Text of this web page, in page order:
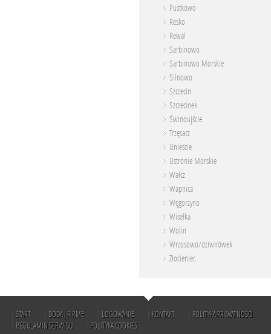
Pustkowo
Resko
Rewal
Sarbinowo
Sarbinowo Morskie
Silnowo
Szczecin
Szczecinek
Świnoujście
Trzęsacz
Unieście
Ustronie Morskie
Wałcz
Wapnica
Węgorzyno
Wisełka
Wolin
Wrzosowo/dziwnówek
Złocieniec
START DODAJ FIRMĘ LOGOWANIE KONTAKT
POLITYKA PRYWATNOŚCI
REGULAMIN SERWISU
POLITYKA COOKIES